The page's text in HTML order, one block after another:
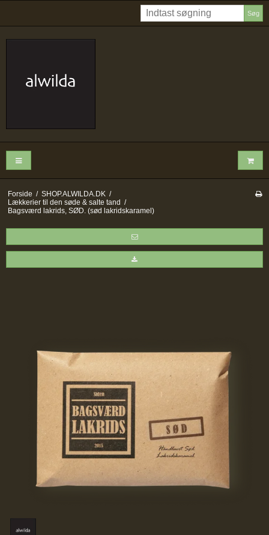
Søg
Forside / SHOP.ALWILDA.DK /
Lækkerier til den søde & salte tand /
Bagsværd lakrids, SØD. (sød lakridskaramel)